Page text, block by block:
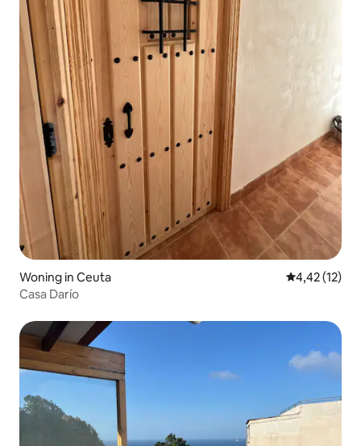
Woning in Ceuta Gemiddelde
4,42 (12)
Casa Darío